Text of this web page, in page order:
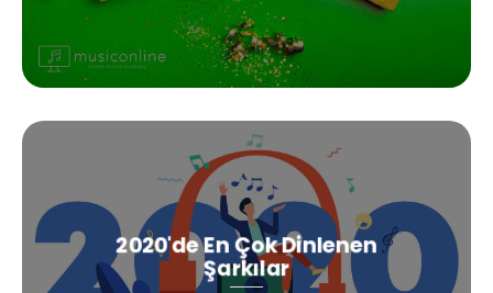
2020'de En Çok Dinlenen
Şarkılar